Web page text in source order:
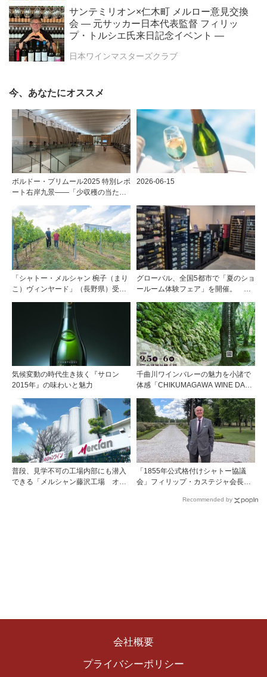
サンテミリオン×仁木町 メルロー意見交換
会 ― 元サッカー日本代表監督 フィリッ
プ・トルシエ氏来日記念イベント ―
日本ワインマスターズクラブ
今、あなたにオススメ
ボルドー・プリムール2025 特別レポ
ート右岸九景――「少収穫の当たり
ンテミリオン 有力9シャトー訪問記
2026-06-15
「シャトー・メルシャン 椀子（まり
こ）ヴィンヤード」（長野県）受け
グローバル、全国5都市で「夏のショ
ールーム体験フェア」を開催。 ワ
験！！
気候変動の時代生き抜く『サロン
2015年』の味わいと魅力
千曲川ワインバレーの魅力を小諸で
体感「CHIKUMAGAWA WINE DAYS
普段、見学不可の工場内部にも潜入
できる「メルシャン藤沢工場 オン
「1855年公式格付けシャトー協議
会」フィリップ・カステジャ会長イ
1855年格付け、170年目の再評価
Recommended by
会社概要
プライバシーポリシー